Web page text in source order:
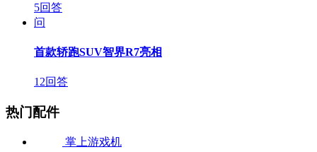
5回答
问
首款轿跑SUV智界R7亮相
12回答
热门配件
掌上游戏机